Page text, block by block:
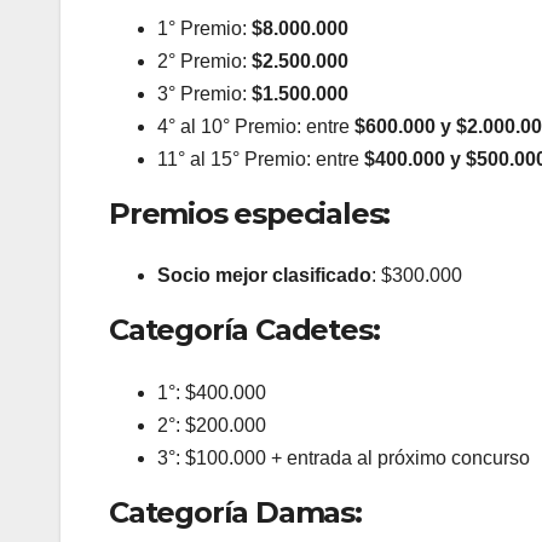
1° Premio: $8.000.000
2° Premio: $2.500.000
3° Premio: $1.500.000
4° al 10° Premio: entre $600.000 y
11° al 15° Premio: entre $400.000 y
Premios especiales:
Socio mejor clasificado: $300.000
Categoría Cadetes:
1°: $400.000
2°: $200.000
3°: $100.000 + entrada al próximo concurso
Categoría Damas: